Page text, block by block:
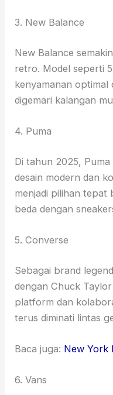
3. New Balance
New Balance
retro. Model seperti
kenyamanan optimal
digemari kalangan
4. Puma
Di tahun 2025,
desain modern dan
menjadi pilihan tepat
beda dengan
5. Converse
Sebagai brand
dengan Chuck
platform dan
terus diminati lintas
Baca juga: New York
6. Vans